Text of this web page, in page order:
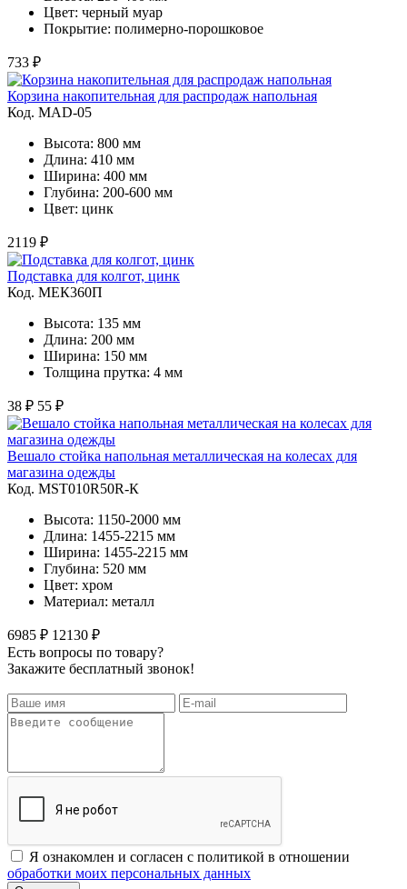
Цвет: черный муар
Покрытие: полимерно-порошковое
733 ₽
Корзина накопительная для распродаж напольная
Код. MAD-05
Высота: 800 мм
Длина: 410 мм
Ширина: 400 мм
Глубина: 200-600 мм
Цвет: цинк
2119 ₽
Подставка для колгот, цинк
Код. MЕК360П
Высота: 135 мм
Длина: 200 мм
Ширина: 150 мм
Толщина прутка: 4 мм
38 ₽ 55 ₽
Вешало стойка напольная металлическая на колесах для
магазина одежды
Код. MST010R50R-К
Высота: 1150-2000 мм
Длина: 1455-2215 мм
Ширина: 1455-2215 мм
Глубина: 520 мм
Цвет: хром
Материал: металл
6985 ₽ 12130 ₽
Есть вопросы по товару?
Закажите бесплатный звонок!
Я ознакомлен и согласен с политикой в отношении
обработки моих персональных данных